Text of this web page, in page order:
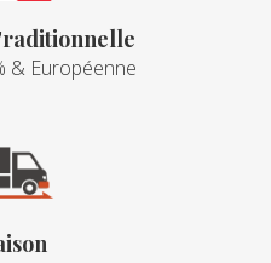
& Européenne